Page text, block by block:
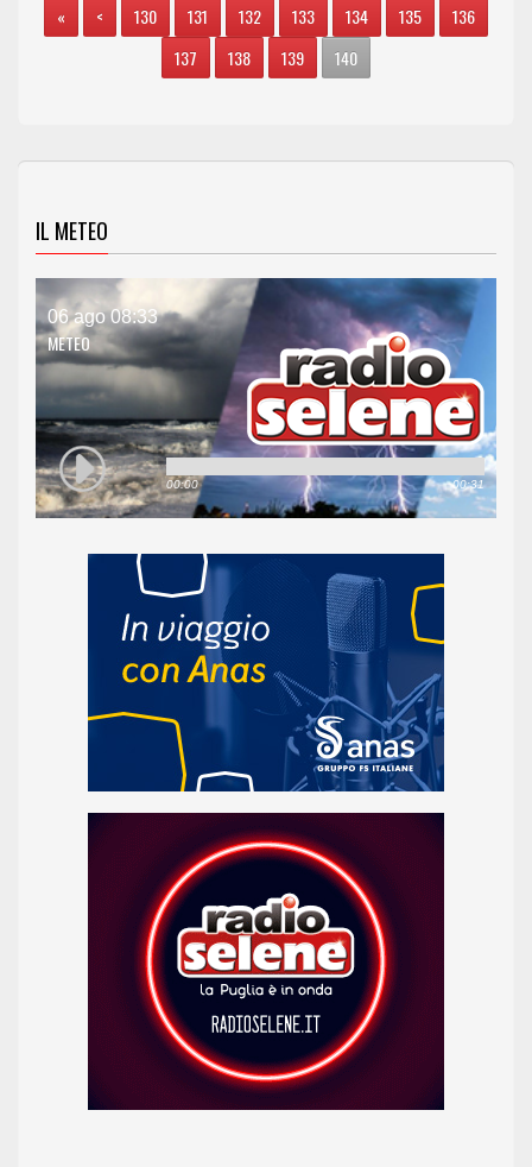
« < 130 131 132 133 134 135
136
137
138 139 140
IL METEO
06 ago 08:33
METEO
00:00 00:31